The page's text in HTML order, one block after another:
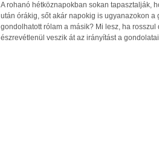
A rohanó hétköznapokban sokan tapasztalják,
után órákig, sőt akár napokig is ugyanazokon
gondolhatott rólam a másik? Mi lesz, ha
észrevétlenül veszik át az irányítást a